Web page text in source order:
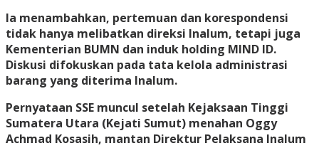
Ia menambahkan, pertemuan dan korespondensi
tidak hanya melibatkan direksi Inalum, tetapi juga
Kementerian BUMN dan induk holding MIND ID.
Diskusi difokuskan pada tata kelola administrasi
barang yang diterima Inalum.
Pernyataan SSE muncul setelah Kejaksaan Tinggi
Sumatera Utara (Kejati Sumut) menahan Oggy
Achmad Kosasih, mantan Direktur Pelaksana Inalum